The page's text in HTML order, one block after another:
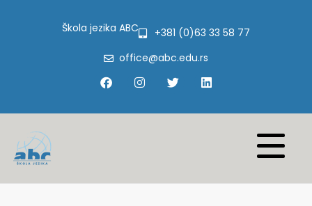
Škola jezika ABC
+381 (0)63 33 58 77
office@abc.edu.rs